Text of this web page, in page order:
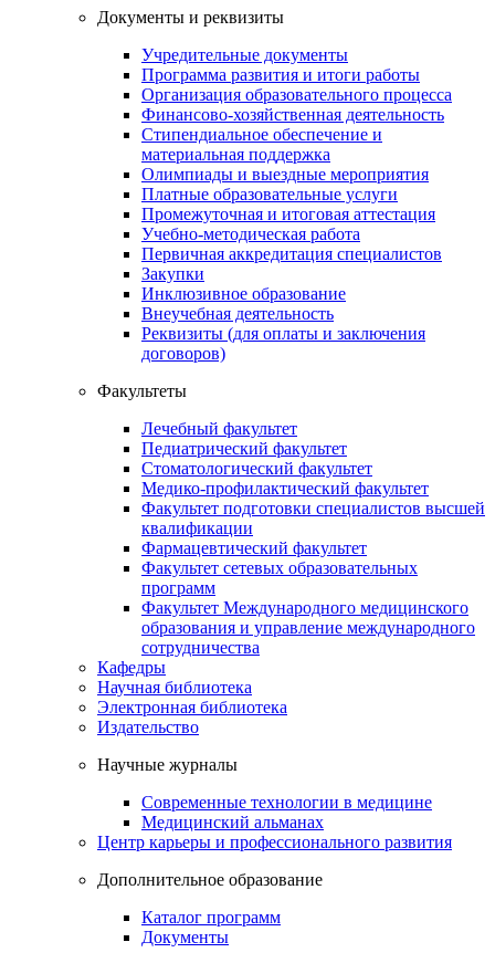
Документы и реквизиты
Учредительные документы
Программа развития и итоги работы
Организация образовательного процесса
Финансово-хозяйственная деятельность
Стипендиальное обеспечение и
материальная поддержка
Олимпиады и выездные мероприятия
Платные образовательные услуги
Промежуточная и итоговая аттестация
Учебно-методическая работа
Первичная аккредитация специалистов
Закупки
Инклюзивное образование
Внеучебная деятельность
Реквизиты (для оплаты и заключения
договоров)
Факультеты
Лечебный факультет
Педиатрический факультет
Стоматологический факультет
Медико-профилактический факультет
Факультет подготовки специалистов высшей
квалификации
Фармацевтический факультет
Факультет сетевых образовательных
программ
Факультет Международного медицинского
образования и управление международного
сотрудничества
Кафедры
Научная библиотека
Электронная библиотека
Издательство
Научные журналы
Современные технологии в медицине
Медицинский альманах
Центр карьеры и профессионального развития
Дополнительное образование
Каталог программ
Документы